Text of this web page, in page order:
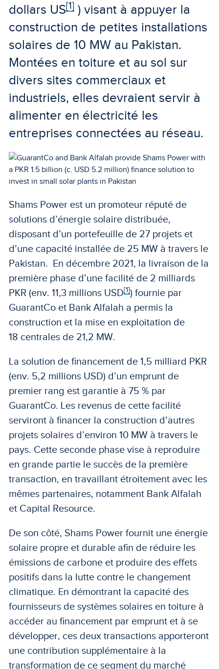
dollars US[1] ) visant à appuyer la
construction de petites installations
solaires de 10 MW au Pakistan.
Montées en toiture et au sol sur
divers sites commerciaux et
industriels, elles devraient servir à
alimenter en électricité les
entreprises connectées au réseau.
Shams Power est un promoteur réputé de
solutions d’énergie solaire distribuée,
disposant d’un portefeuille de 27 projets et
d’une capacité installée de 25 MW à travers le
Pakistan. En décembre 2021, la livraison de la
première phase d’une facilité de 2 milliards
PKR (env. 11,3 millions USD[1]) fournie par
GuarantCo et Bank Alfalah a permis la
construction et la mise en exploitation de
18 centrales de 21,2 MW.
La solution de financement de 1,5 milliard PKR
(env. 5,2 millions USD) d’un emprunt de
premier rang est garantie à 75 % par
GuarantCo. Les revenus de cette facilité
serviront à financer la construction d’autres
projets solaires d’environ 10 MW à travers le
pays. Cette seconde phase vise à reproduire
en grande partie le succès de la première
transaction, en travaillant étroitement avec les
mêmes partenaires, notamment Bank Alfalah
et Capital Resource.
De son côté, Shams Power fournit une énergie
solaire propre et durable afin de réduire les
émissions de carbone et produire des effets
positifs dans la lutte contre le changement
climatique. En démontrant la capacité des
fournisseurs de systèmes solaires en toiture à
accéder au financement par emprunt et à se
développer, ces deux transactions apporteront
une contribution supplémentaire à la
transformation de ce segment du marché